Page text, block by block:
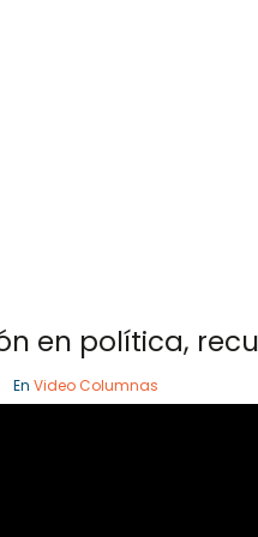
en política,
En Video Columnas